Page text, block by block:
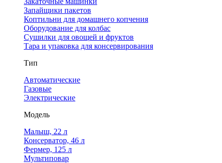
Запайщики пакетов
Коптильни для домашнего копчения
Оборудование для колбас
Сушилки для овощей и фруктов
Тара и упаковка для консервирования
Тип
Автоматические
Газовые
Электрические
Модель
Малыш, 22 л
Консерватор, 46 л
Фермер, 125 л
Мультиповар